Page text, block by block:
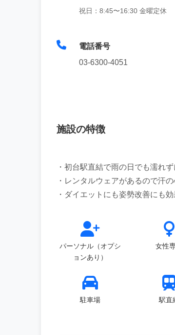
祝日：8:45〜16:30 金曜定休
電話番号
03-6300-4051
施設の特徴
・初台駅直結で雨の日でも濡れ
・レンタルウェアがあるので汗
パーソナル（オプシ
ョンあり）
女性
駐車場 駅直